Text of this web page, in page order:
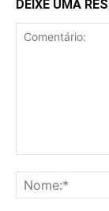
DEIXE UMA